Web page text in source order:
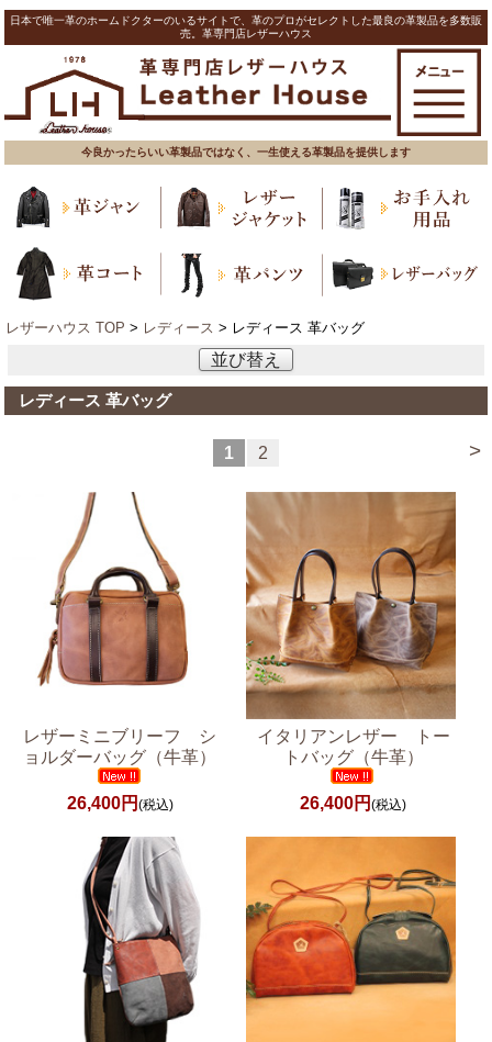
日本で唯一革のホームドクターのいるサイトで、革のプロがセレクトした最良の革製品を多数販
売。革専門店レザーハウス
今良かったらいい革製品ではなく、一生使える革製品を提供します
レザーハウス TOP > レディース > レディース 革バッグ
並び替え
レディース 革バッグ
>
1 2
レザーミニブリーフ シ
ョルダーバッグ（牛革）
26,400円 (税込)
イタリアンレザー トー
トバッグ（牛革）
26,400円(税込)